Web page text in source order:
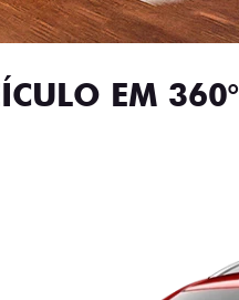
EM 360°